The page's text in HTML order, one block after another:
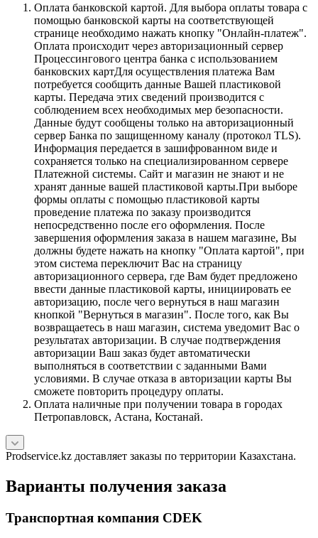
Оплата банковской картой. Для выбора оплаты товара с
помощью банковской карты на соответствующей
странице необходимо нажать кнопку "Онлайн-платеж".
Оплата происходит через авторизационный сервер
Процессингового центра банка с использованием
банковских картДля осуществления платежа Вам
потребуется сообщить данные Вашей пластиковой
карты. Передача этих сведений производится с
соблюдением всех необходимых мер безопасности.
Данные будут сообщены только на авторизационный
сервер Банка по защищенному каналу (протокол TLS).
Информация передается в зашифрованном виде и
сохраняется только на специализированном сервере
Платежной системы. Сайт и магазин не знают и не
хранят данные вашей пластиковой карты.При выборе
формы оплаты с помощью пластиковой карты
проведение платежа по заказу производится
непосредственно после его оформления. После
завершения оформления заказа в нашем магазине, Вы
должны будете нажать на кнопку "Оплата картой", при
этом система переключит Вас на страницу
авторизационного сервера, где Вам будет предложено
ввести данные пластиковой карты, инициировать ее
авторизацию, после чего вернуться в наш магазин
кнопкой "Вернуться в магазин". После того, как Вы
возвращаетесь в наш магазин, система уведомит Вас о
результатах авторизации. В случае подтверждения
авторизации Ваш заказ будет автоматически
выполняться в соответствии с заданными Вами
условиями. В случае отказа в авторизации карты Вы
сможете повторить процедуру оплаты.
Оплата наличные при получении товара в городах
Петропавловск, Астана, Костанай.
Prodservice.kz доставляет заказы по территории Казахстана.
Варианты получения заказа
Транспортная компания CDEK